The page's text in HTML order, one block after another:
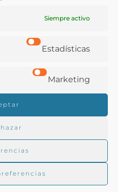
Siempre activo
Estadísticas
Marketing